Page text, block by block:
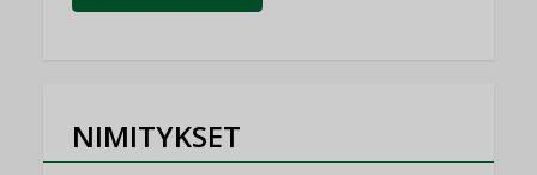
NIMITYKSET